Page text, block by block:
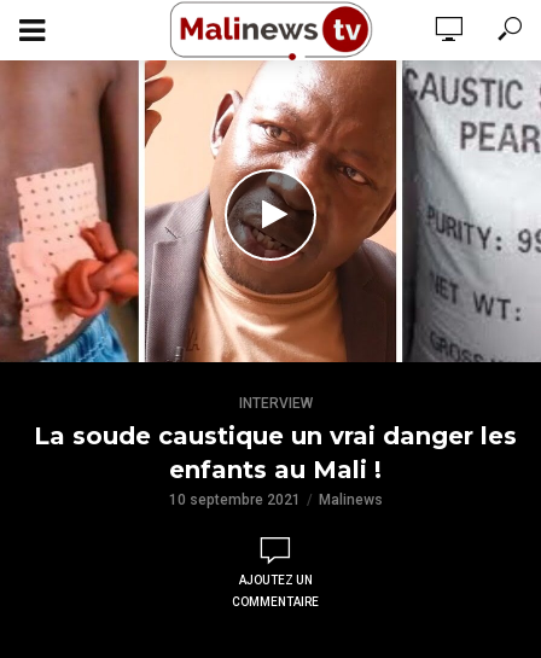
INTERVIEW
La soude caustique un vrai danger les
enfants au Mali !
10 septembre 2021 Malinews
AJOUTEZ UN
COMMENTAIRE